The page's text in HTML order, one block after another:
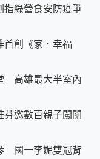
綠營食安防疫爭
創《家．幸福
高雄最大半室內
邀數百親子闖關
國一李妮雙冠背